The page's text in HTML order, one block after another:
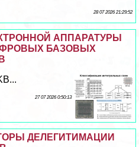
28 07 2026 21:29:52
АППАРАТУРЫ
БАЗОВЫХ
27 07 2026 0:50:13
ДЕЛЕГИТИМАЦИИ